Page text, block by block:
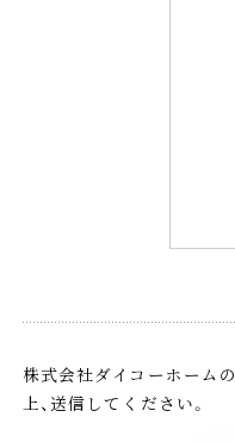
株式会社ダイコーホームの
上、送信してください。